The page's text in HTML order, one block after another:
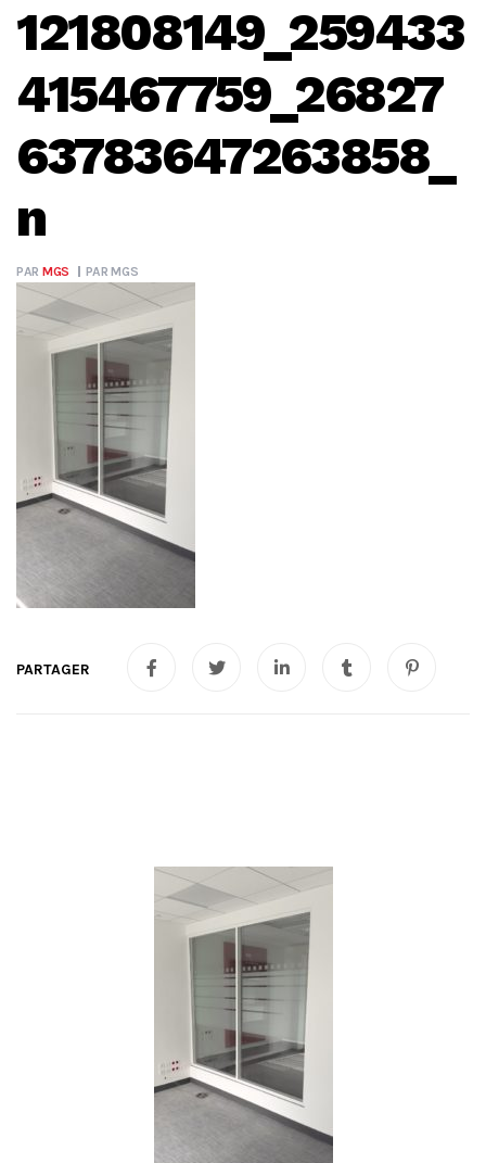
121808149_259433
415467759_26827
63783647263858_
n
PAR MGS PARMGS